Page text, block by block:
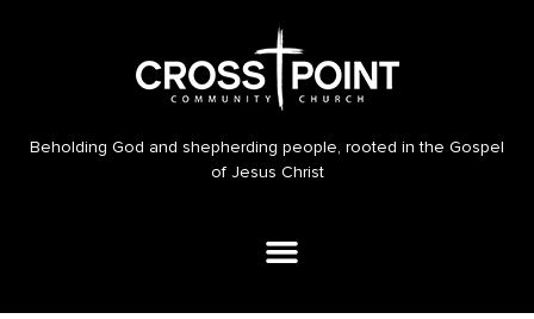
Beholding God and shepherding people, rooted in the Gospel
of Jesus Christ